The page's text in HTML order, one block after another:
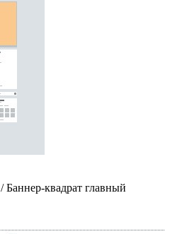
/ Баннер-квадрат главный